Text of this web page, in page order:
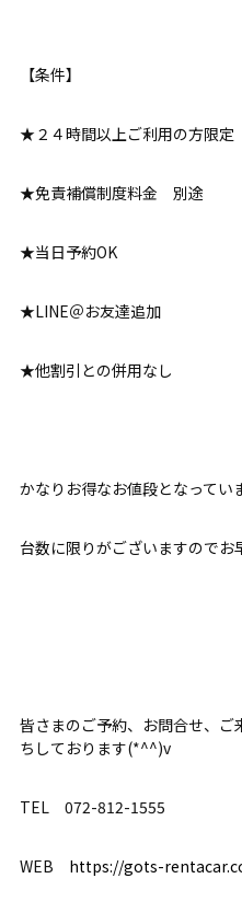
【条件】
★２４時間以上ご利用の方限定
★免責補償制度料金 別途
★当日予約OK
★LINE＠お友達追加
★他割引との併用なし
かなりお得なお値段となって
台数に限りがございますので
皆さまのご予約、お問合せ、
ちしております(*^^)v
TEL 072-812-1555
WEB https://gots-